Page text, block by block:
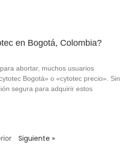
en Bogotá, Colombia?
abortar, muchos usuarios
Bogotá» o «cytotec precio». Sin
segura para adquirir estos
Siguiente »